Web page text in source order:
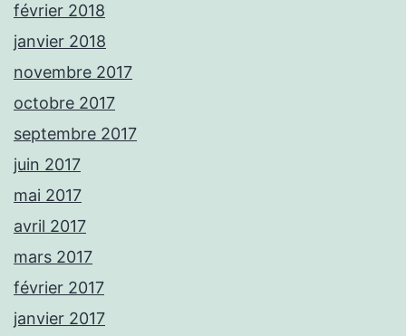
février 2018
janvier 2018
novembre 2017
octobre 2017
septembre 2017
juin 2017
mai 2017
avril 2017
mars 2017
février 2017
janvier 2017